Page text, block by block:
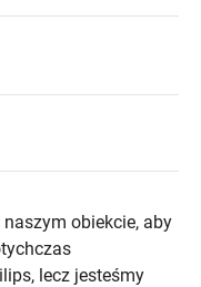
obiekcie, aby
lecz jesteśmy